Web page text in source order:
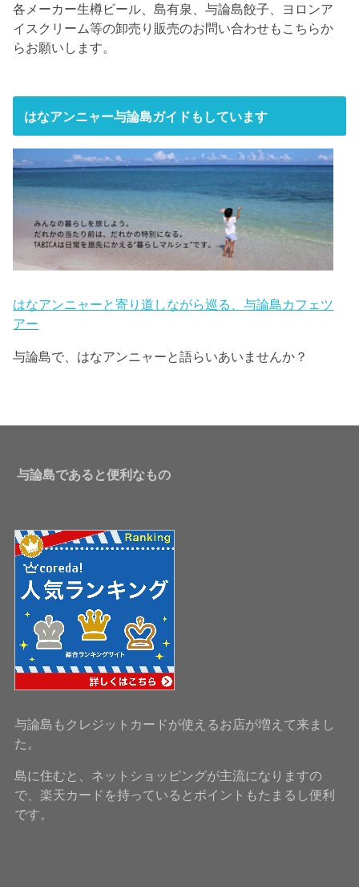
各メーカー生樽ビール、島有泉、与論島餃子、ヨロンア
イスクリーム等の卸売り販売のお問い合わせもこちらか
らお願いします。
はなアンニャー与論島ガイドもしています
はなアンニャーと寄り道しながら巡る、与論島カフェツ
アー
与論島で、はなアンニャーと語らいあいませんか？
与論島であると便利なもの
与論島もクレジットカードが使えるお店が増えて来まし
た。
島に住むと、ネットショッピングが主流になりますの
で、楽天カードを持っているとポイントもたまるし便利
です。